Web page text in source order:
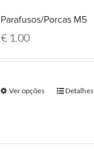
Parafusos/Porcas M5
€ 1.00
Ver opções Detalhes